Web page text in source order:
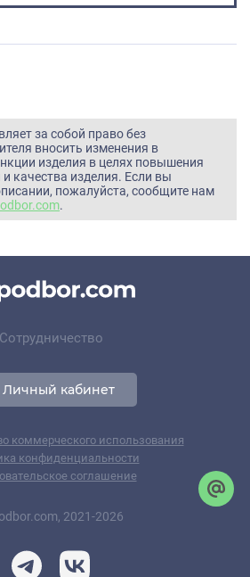
за собой право без
вносить изменения в
изделия в целях повышения
качества изделия. Если вы
пожалуйста, сообщите нам
.
Сотрудничество
Личный кабинет
коммерческого использования
конфиденциальности
соглашение
2021-2026